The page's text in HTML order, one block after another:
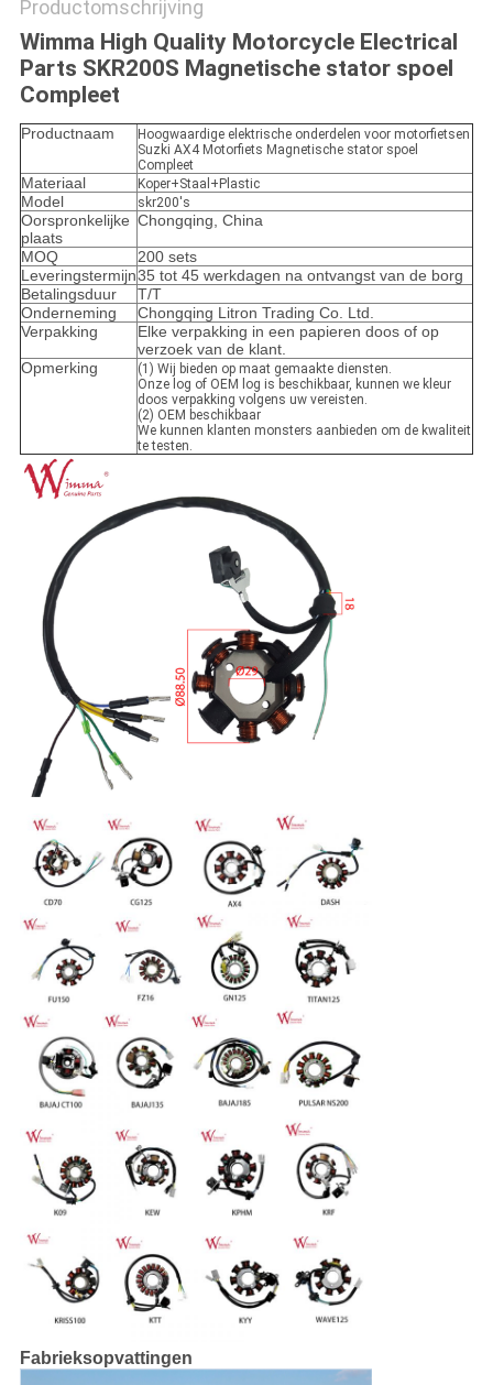
Productomschrijving
Wimma High Quality Motorcycle Electrical
Parts SKR200S Magnetische stator spoel
Compleet
Productnaam
Hoogwaardige elektrische onderdelen voor motorfietsen
Suzki AX4 Motorfiets Magnetische stator spoel
Compleet
Materiaal Koper+Staal+Plastic
Model skr200's
Oorspronkelijke
plaats
Chongqing, China
MOQ
200 sets
Leveringstermijn35 tot 45 werkdagen na ontvangst van de borg
Betalingsduur
T/T
Onderneming
Chongqing Litron Trading Co. Ltd.
Verpakking
Elke verpakking in een papieren doos of op
verzoek van de klant.
Opmerking
(1) Wij bieden op maat gemaakte diensten.
Onze log of OEM log is beschikbaar, kunnen we kleur
doos verpakking volgens uw vereisten.
(2) OEM beschikbaar
We kunnen klanten monsters aanbieden om de kwaliteit
te testen.
Fabrieksopvattingen